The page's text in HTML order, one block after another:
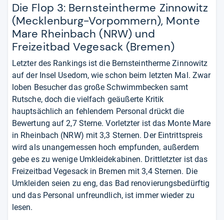
Die Flop 3: Bernsteintherme Zinnowitz
(Mecklenburg-Vorpommern), Monte
Mare Rheinbach (NRW) und
Freizeitbad Vegesack (Bremen)
Letzter des Rankings ist die Bernsteintherme Zinnowitz
auf der Insel Usedom, wie schon beim letzten Mal. Zwar
loben Besucher das große Schwimmbecken samt
Rutsche, doch die vielfach geäußerte Kritik
hauptsächlich an fehlendem Personal drückt die
Bewertung auf 2,7 Sterne. Vorletzter ist das Monte Mare
in Rheinbach (NRW) mit 3,3 Sternen. Der Eintrittspreis
wird als unangemessen hoch empfunden, außerdem
gebe es zu wenige Umkleidekabinen. Drittletzter ist das
Freizeitbad Vegesack in Bremen mit 3,4 Sternen. Die
Umkleiden seien zu eng, das Bad renovierungsbedürftig
und das Personal unfreundlich, ist immer wieder zu
lesen.